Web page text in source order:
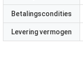
Betalingscondities
Levering vermogen